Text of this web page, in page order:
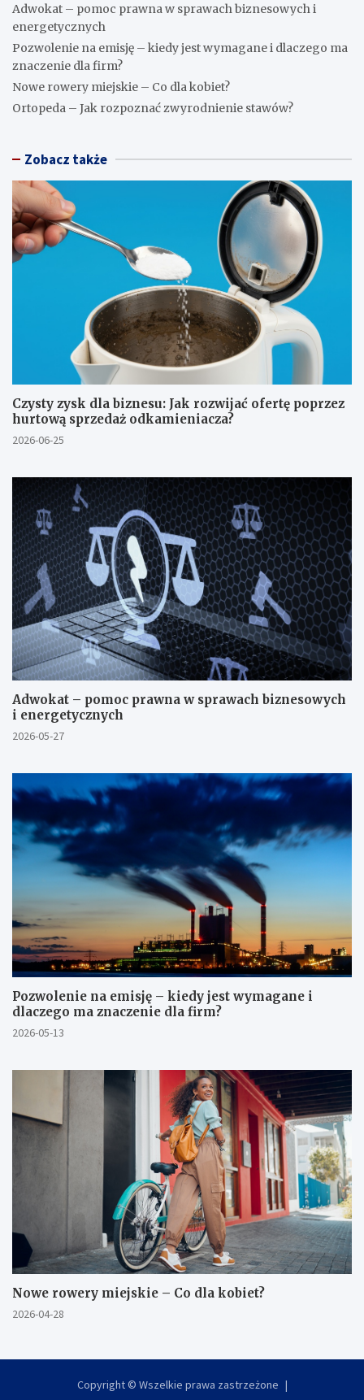
Adwokat – pomoc prawna w sprawach biznesowych i
energetycznych
Pozwolenie na emisję – kiedy jest wymagane i dlaczego ma
znaczenie dla firm?
Nowe rowery miejskie – Co dla kobiet?
Ortopeda – Jak rozpoznać zwyrodnienie stawów?
Zobacz także
Czysty zysk dla biznesu: Jak rozwijać ofertę poprzez
hurtową sprzedaż odkamieniacza?
2026-06-25
Adwokat – pomoc prawna w sprawach biznesowych
i energetycznych
2026-05-27
Pozwolenie na emisję – kiedy jest wymagane i
dlaczego ma znaczenie dla firm?
2026-05-13
Nowe rowery miejskie – Co dla kobiet?
2026-04-28
Copyright © Wszelkie prawa zastrzeżone